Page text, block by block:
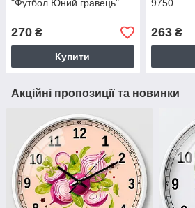
"Футбол Юний гравець"
270 ₴
Купити
9750
263₴
Акційні пропозиції та новинки